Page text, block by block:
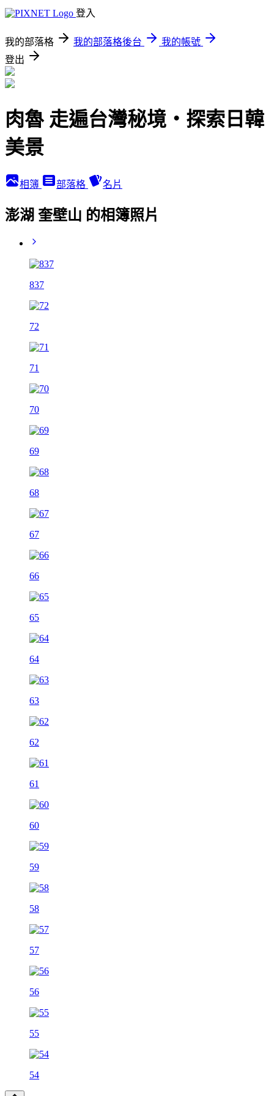
登入
我的部落格 我的部落格後台
我的帳號
登出
肉魯 走遍台灣秘境・探索日韓
美景
相簿 部落格 名片
澎湖 奎壁山 的相簿照片
837
72
71
70
69
68
67
66
65
64
63
62
61
60
59
58
57
56
55
54